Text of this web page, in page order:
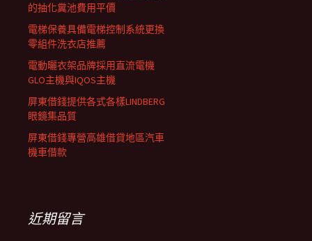
的抽化糞池費用平價
電梯保養具備電梯控制系統更換
零組件洗衣店推薦
電動曬衣架品牌採用直流電機
GLO主機與IQOS主機
屏東借錢提供各式各樣LINDBERG
眼鏡集品質
屏東借錢專營高雄借貸地區汽車
機車借款
近期留言